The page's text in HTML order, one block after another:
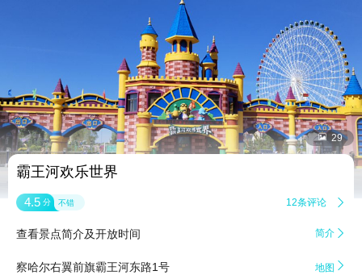
 29
霸王河欢乐世界
4.5 分 不错 12条评论 
查看景点简介及开放时间 简介 
察哈尔右翼前旗霸王河东路1号 地图 